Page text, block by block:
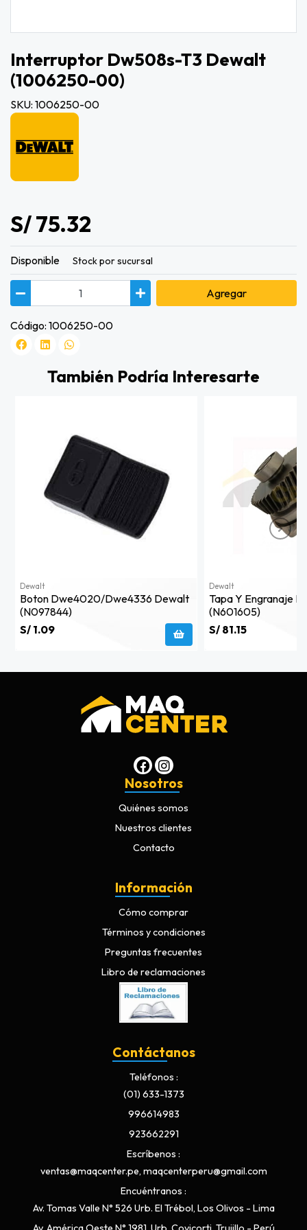
Interruptor Dw508s-T3 Dewalt
(1006250-00)
SKU: 1006250-00
S/ 75.32
Disponible Stock por sucursal
Agregar
Código: 1006250-00
También Podría Interesarte
Dewalt
Boton Dwe4020/dwe4336 Dewalt
(n097844)
S/ 1.09
Dewalt
Tapa Y Engranaje
(n601605)
S/ 81.15
Nosotros
Quiénes somos
Nuestros clientes
Contacto
Información
Cómo comprar
Términos y condiciones
Preguntas frecuentes
Libro de reclamaciones
Contáctanos
Teléfonos
(01) 633-1373
996614983
923662291
Escríbenos
ventas@maqcenter.pe, maqcenterperu@gmail.com
Encuéntranos
Av. Tomas Valle N° 526 Urb. El Trébol, Los Olivos - Lima